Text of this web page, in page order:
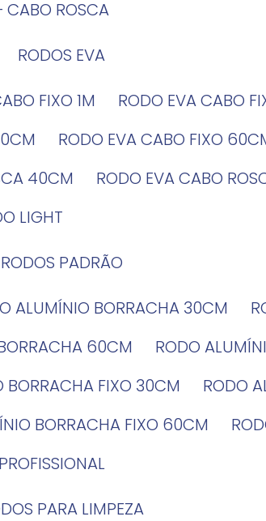
CABO ROSCA
RODOS EVA
FIXO 1M
RODO EVA CABO
RODO EVA CABO FIXO
40CM
RODO EVA CABO
LIGHT
RODOS PADRÃO
ALUMÍNIO BORRACHA 30CM
60CM
RODO
BORRACHA FIXO 30CM
RODO
BORRACHA FIXO 60CM
PARA LIMPEZA